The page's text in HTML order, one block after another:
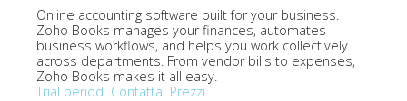
Online accounting software built for your business.
Zoho Books manages your finances, automates
business workflows, and helps you work collectively
across departments. From vendor bills to expenses,
Zoho Books makes it all easy.
Trial period Contatta Prezzi